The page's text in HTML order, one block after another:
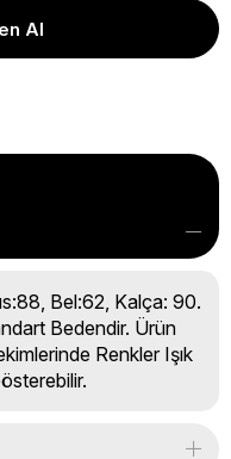
Bel:62, Kalça: 90.
Bedendir. Ürün
Renkler Işık